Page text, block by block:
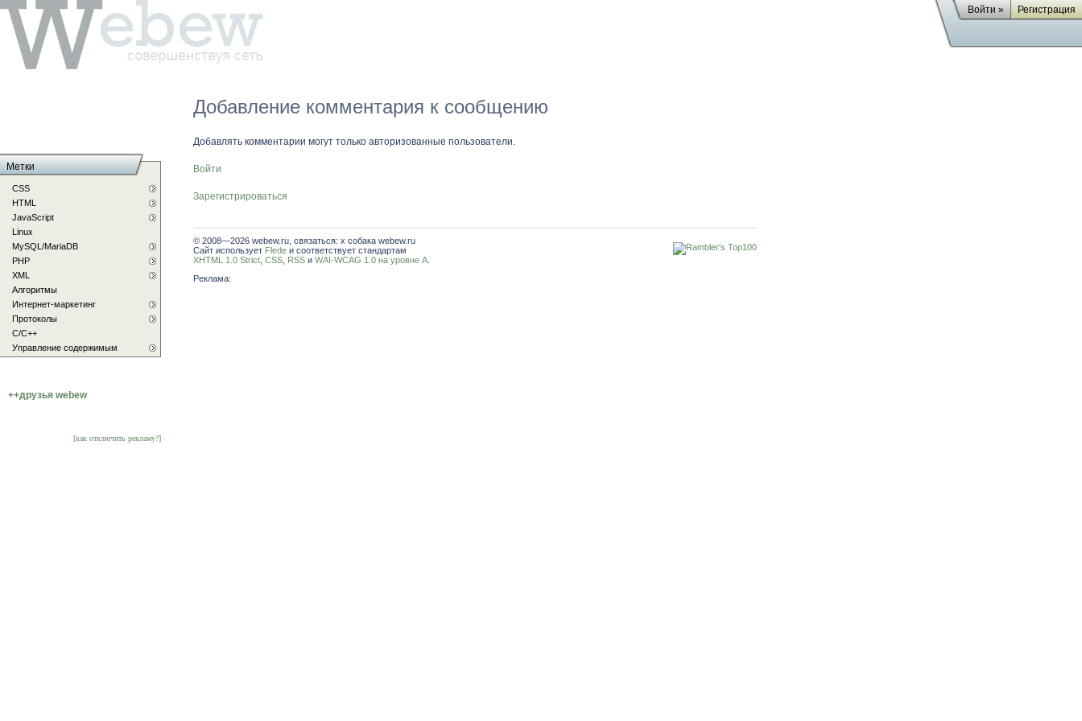
Войти » Регистрация
Добавление комментария к сообщению
Добавлять комментарии могут только авторизованные пользователи.
Войти
Зарегистрироваться
© 2008—2026 webew.ru, связаться: x собака webew.ru
Сайт использует Flede и соответствует стандартам
XHTML 1.0 Strict CSS RSS и WAI-WCAG 1.0 на уровне A
Реклама:
Метки
CSS
HTML
JavaScript
Linux
MySQL/MariaDB
PHP
XML
Алгоритмы
Интернет-маркетинг
Протоколы
С/C++
Управление содержимым
++друзья webew
[как отключить рекламу?]